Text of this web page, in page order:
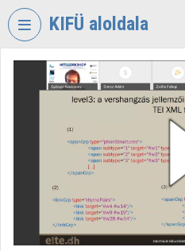
Fejléc kihagyása
KIFÜ aloldala
VIDEO TORIUM
INFORMATIKAI
ÜGYNÖKSÉG
Intézményi kezdőlap
Bejelentkezés